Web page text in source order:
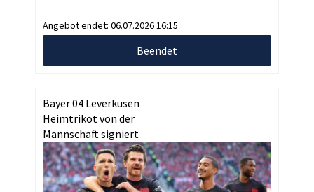
Angebot endet: 06.07.2026 16:15
Beendet
Bayer 04 Leverkusen
Heimtrikot von der
Mannschaft signiert